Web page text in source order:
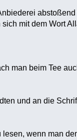
mit dem Wort
man beim Tee
und an die
wenn man